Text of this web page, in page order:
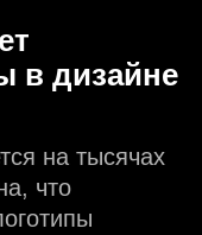
в дизайне
на тысячах
что